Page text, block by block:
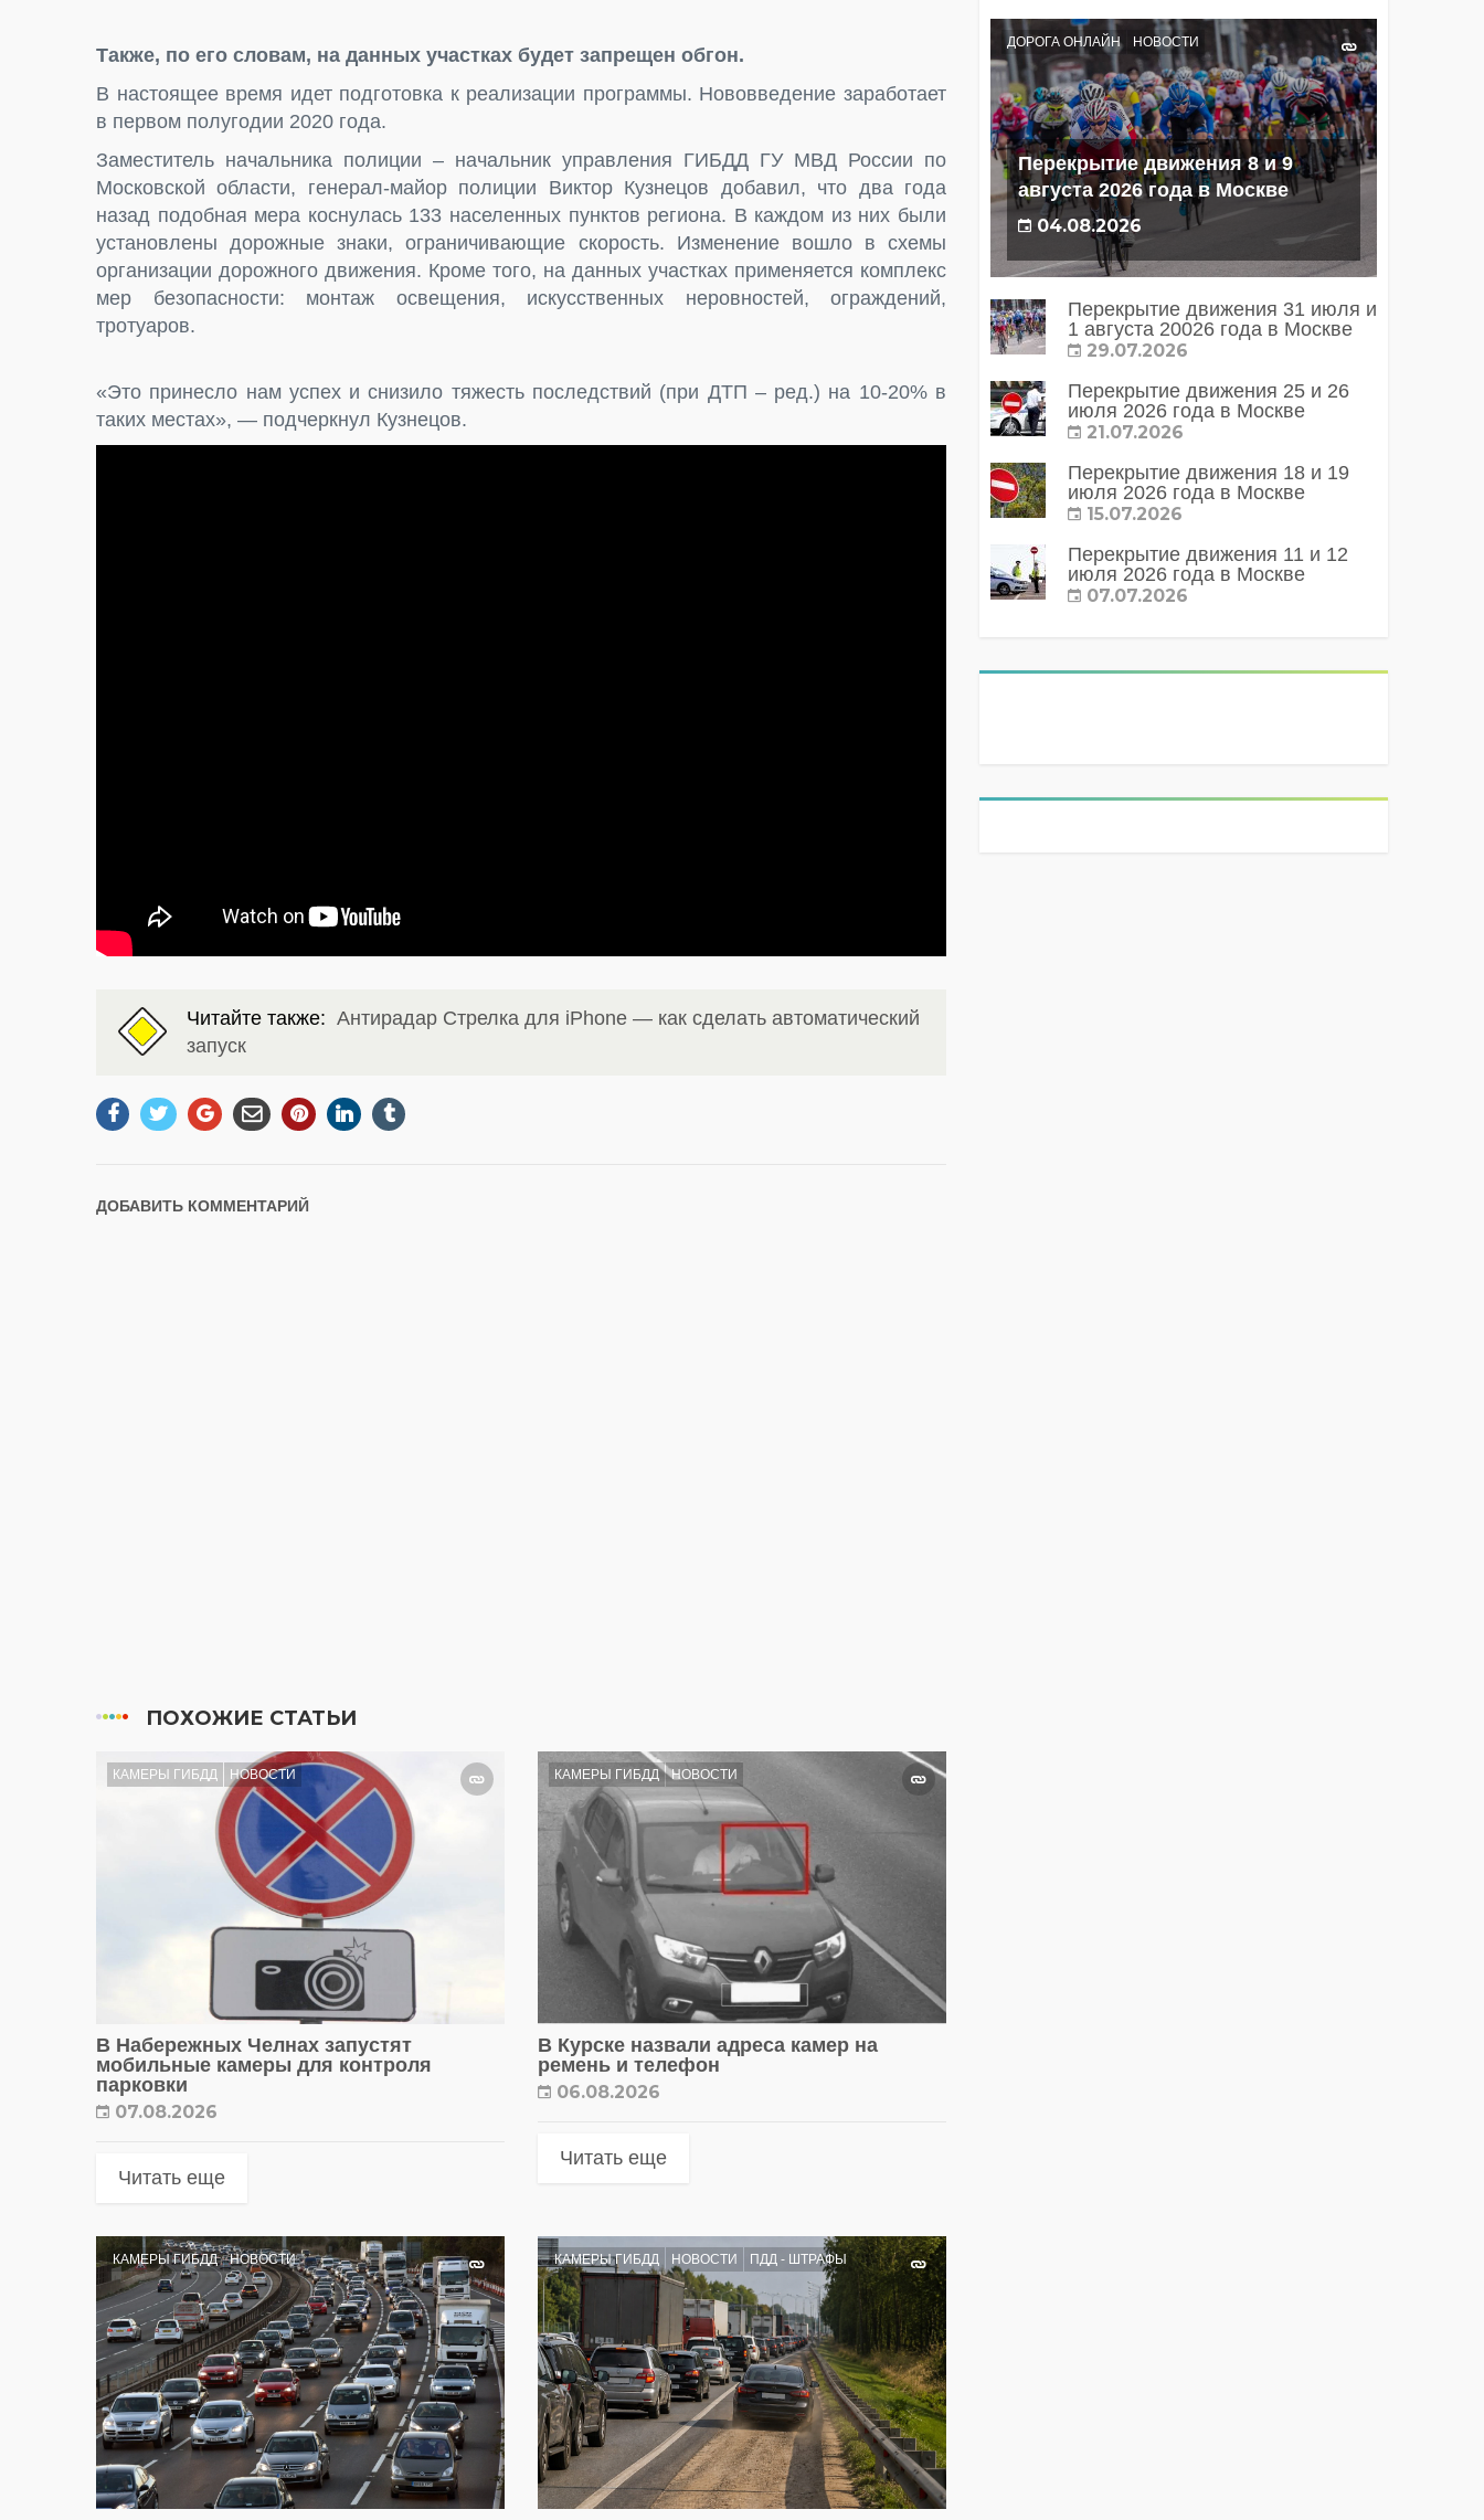
Также, по его словам, на данных участках будет запрещен обгон.
В настоящее время идет подготовка к реализации программы. Нововведение заработает
в первом полугодии 2020 года.
Заместитель начальника полиции – начальник управления ГИБДД ГУ МВД России по
Московской области, генерал-майор полиции Виктор Кузнецов добавил, что два года
назад подобная мера коснулась 133 населенных пунктов региона. В каждом из них были
установлены дорожные знаки, ограничивающие скорость. Изменение вошло в схемы
организации дорожного движения. Кроме того, на данных участках применяется комплекс
мер безопасности: монтаж освещения, искусственных неровностей, ограждений,
тротуаров.
«Это принесло нам успех и снизило тяжесть последствий (при ДТП – ред.) на 10-20% в
таких местах», — подчеркнул Кузнецов.
Читайте также: Антирадар Стрелка для iPhone — как сделать автоматический
запуск
ДОБАВИТЬ КОММЕНТАРИЙ
ПОХОЖИЕ СТАТЬИ
КАМЕРЫ ГИБДД НОВОСТИ
В Набережных Челнах запустят
мобильные камеры для контроля
парковки
07.08.2026
Читать еще
КАМЕРЫ ГИБДД НОВОСТИ
В Курске назвали адреса камер на
ремень и телефон
06.08.2026
Читать еще
КАМЕРЫ ГИБДД НОВОСТИ КАМЕРЫ ГИБДД НОВОСТИ ПДД - ШТРАФЫ
ДОРОГА ОНЛАЙН НОВОСТИ
Перекрытие движения 8 и 9
августа 2026 года в Москве
04.08.2026
Перекрытие движения 31 июля и
1 августа 20026 года в Москве
29.07.2026
Перекрытие движения 25 и 26
июля 2026 года в Москве
21.07.2026
Перекрытие движения 18 и 19
июля 2026 года в Москве
15.07.2026
Перекрытие движения 11 и 12
июля 2026 года в Москве
07.07.2026